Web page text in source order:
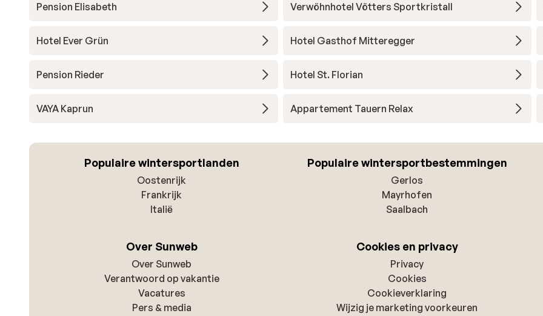
Pension Elisabeth Verwöhnhotel Vötters Sportkristall
Hotel Ever Grün Hotel Gasthof Mitteregger
Pension Rieder Hotel St. Florian
VAYA Kaprun Appartement Tauern Relax
Populaire wintersportlanden
Oostenrijk
Frankrijk
Italië
Populaire wintersportbestemmingen
Gerlos
Mayrhofen
Saalbach
Over Sunweb
Over Sunweb
Verantwoord op vakantie
Vacatures
Pers & media
Cookies en privacy
Privacy
Cookies
Cookieverklaring
Wijzig je marketing voorkeuren